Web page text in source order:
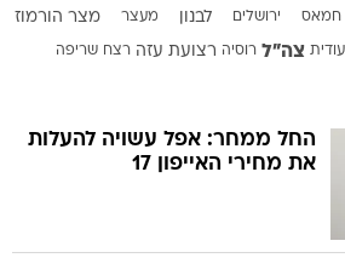
חמאס ירושלים לבנון מעצר מצר הורמוז
צה"ל רוסיה רצועת עזה רצח שריפה
החל ממחר: אפל עשויה להעלות
את מחירי האייפון 17